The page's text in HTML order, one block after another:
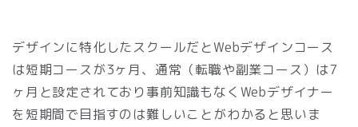
デザインに特化したスクールだとWebデザインコース
は短期コースが3ヶ月、通常（転職や副業コース）は7
ヶ月と設定されており事前知識もなくWebデザイナー
を短期間で目指すのは難しいことがわかると思いま